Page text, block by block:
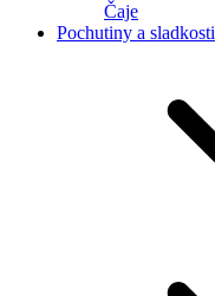
Čaje
Pochutiny a sladkosti